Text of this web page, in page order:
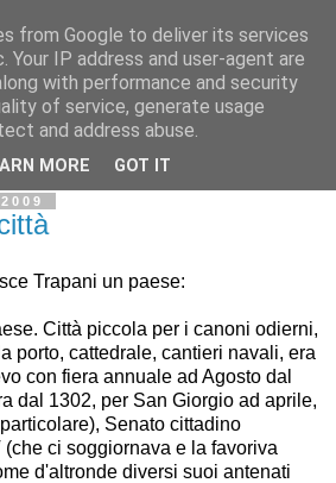
blog
, altri sono inItaliano , algunos
Trapani un paese:
Città piccola per i canoni odierni,
porto, cattedrale, cantieri navali, era
con fiera annuale ad Agosto dal
dal 1302, per San Giorgio ad aprile,
Senato cittadino
ci soggiornava e la favoriva
d'altronde diversi suoi antenati
from Google to deliver its services
Your IP address and user-agent are
with performance and security
of service, generate usage
and address abuse.
MORE GOT IT